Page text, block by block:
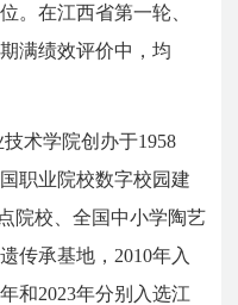
。在江西省第一轮、
满绩效评价中，均
术学院创办于1958
职业院校数字校园建
院校、全国中小学陶艺
传承基地，2010年入
和2023年分别入选江